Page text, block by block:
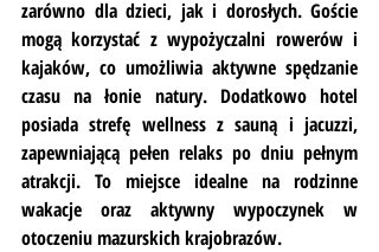
zarówno dla dzieci, jak i dorosłych. Goście
mogą korzystać z wypożyczalni rowerów i
kajaków, co umożliwia aktywne spędzanie
czasu na łonie natury. Dodatkowo hotel
posiada strefę wellness z sauną i jacuzzi,
zapewniającą pełen relaks po dniu pełnym
atrakcji. To miejsce idealne na rodzinne
wakacje oraz aktywny wypoczynek w
otoczeniu mazurskich krajobrazów.